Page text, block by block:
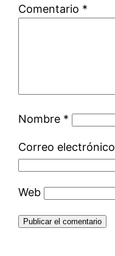
Comentario *
Nombre *
Correo electrónico
Web